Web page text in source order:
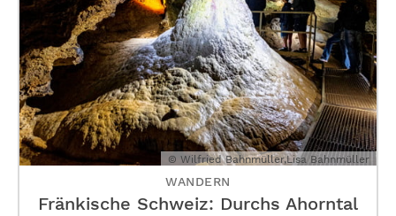
© Wilfried Bahnmüller,Lisa Bahnmüller
WANDERN
Fränkische Schweiz: Durchs Ahorntal